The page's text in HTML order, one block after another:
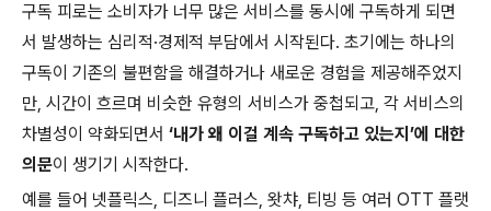
구독 피로는 소비자가 너무 많은 서비스를 동시에 구독하게 되면
서 발생하는 심리적·경제적 부담에서 시작된다. 초기에는 하나의
구독이 기존의 불편함을 해결하거나 새로운 경험을 제공해주었지
만, 시간이 흐르며 비슷한 유형의 서비스가 중첩되고, 각 서비스의
차별성이 약화되면서 ‘내가 왜 이걸 계속 구독하고 있는지’에 대한
의문이 생기기 시작한다.
예를 들어 넷플릭스, 디즈니 플러스, 왓챠, 티빙 등 여러 OTT 플랫